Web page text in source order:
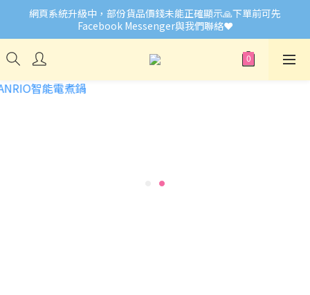
🎉Welcome to Little Buddies 小伙子
網頁系統升級中，部份貨品價錢未能正確顯示🙏下單前可先
Facebook Messenger與我們聯絡❤️
🎉Welcome to Little Buddies 小伙子